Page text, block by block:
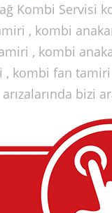
Kombi Servisi
, kombi
, kombi
kombi fan tamiri
bizi